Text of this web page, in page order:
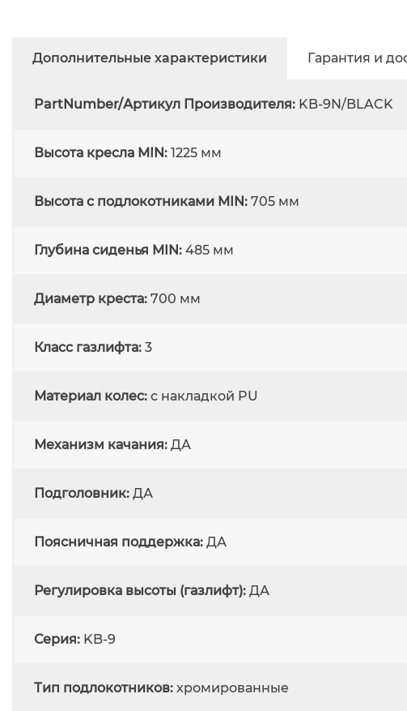
Дополнительные характеристики Гарантия и
PartNumber/Артикул Производителя: KB-9N/BLACK
Высота кресла MIN: 1225 мм
Высота с подлокотниками MIN: 705 мм
Глубина сиденья MIN: 485 мм
Диаметр креста: 700 мм
Класс газлифта: 3
Материал колес: с накладкой PU
Механизм качания: ДА
Подголовник: ДА
Поясничная поддержка: ДА
Регулировка высоты (газлифт): ДА
Серия: KB-9
Тип подлокотников: хромированные